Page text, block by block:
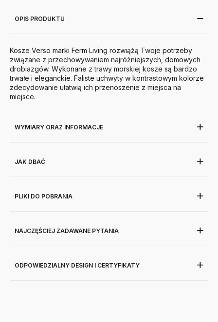
OPIS PRODUKTU
Kosze Verso marki Ferm Living rozwiążą Twoje potrzeby
związane z przechowywaniem najróżniejszych, domowych
drobiazgów. Wykonane z trawy morskiej kosze są bardzo
trwałe i eleganckie. Faliste uchwyty w kontrastowym kolorze
zdecydowanie ułatwią ich przenoszenie z miejsca na
miejsce.
WYMIARY ORAZ INFORMACJE
JAK DBAĆ
PLIKI DO POBRANIA
NAJCZĘŚCIEJ ZADAWANE PYTANIA
ODPOWIEDZIALNY DESIGN I CERTYFIKATY